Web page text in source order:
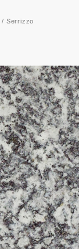
/ Serrizzo